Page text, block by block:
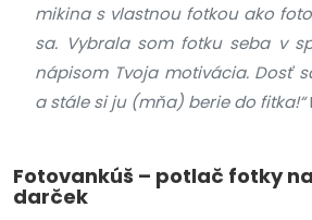
mikina s vlastnou fotkou ako
sa. Vybrala som fotku seba v
nápisom Tvoja motivácia. Dosť
a stále si ju (mňa) berie do fitka!“
Fotovankúš – potlač fotky
darček